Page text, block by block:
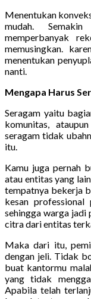
Menentukan
mudah.
memperbanyak
memusingkan.
menentukan
nanti.
Mengapa Harus
Seragam yaitu
komunitas,
seragam tidak
itu.
Kamu juga pernah
atau entitas yang
tempatnya bekerja
kesan
sehingga warga jadi
citra dari entitas
Maka dari itu,
dengan jeli. Tidak
buat kantormu
yang tidak
Apabila telah